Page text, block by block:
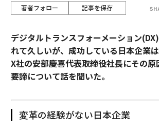
著者フォロー 記事を保存
デジタルトランスフォーメーション
れて久しいが、成功している日本企業
X社の安部慶喜代表取締役社長にその原
要諦について話を聞いた。
変革の経験がない日本企業